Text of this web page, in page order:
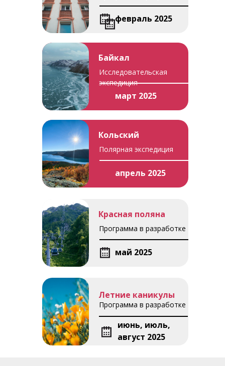
февраль 2025
Красная поляна
май 2025
Кольский
апрель 2025
Байкал
март 2025
Летние каникулы
июнь, июль,
август 2025
Программа в разработке
Полярная экспедиция
Исследовательская
экспедиция
Программа в разработке